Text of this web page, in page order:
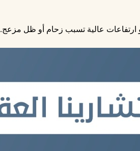
أو ارتفاعات عالية تسبب زحام أو ظل مزعج.